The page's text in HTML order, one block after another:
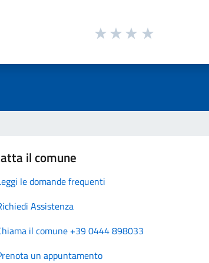
il comune
le domande frequenti
Assistenza
il comune +39 0444 898033
un appuntamento